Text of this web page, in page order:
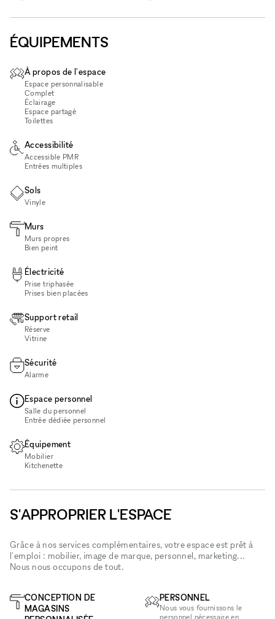
ÉQUIPEMENTS
À propos de l'espace
Espace personnalisable
Complet
Éclairage
Espace partagé
Toilettes
Accessibilité
Accessible PMR
Entrées multiples
Sols
Vinyle
Murs
Murs propres
Bien peint
Électricité
Prise triphasée
Prises bien placées
Support retail
Réserve
Vitrine
Sécurité
Alarme
Espace personnel
Salle du personnel
Entrée dédiée personnel
Équipement
Mobilier
Kitchenette
S'APPROPRIER L'ESPACE
Grâce à nos services complémentaires, votre espace est prêt à
l'emploi : mobilier, image de marque, personnel, marketing...
Nous nous occupons de tout.
CONCEPTION DE
MAGASINS
PERSONNEL
Nous vous fournissons le
personnel nécessaire en